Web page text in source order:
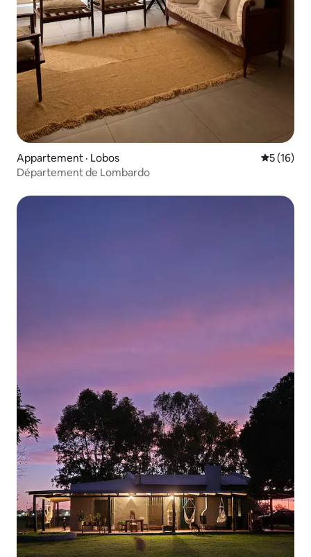
Appartement · Lobos Note
5 (16)
Département de Lombardo